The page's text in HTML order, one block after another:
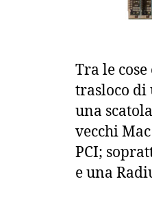
Tra le
trasloco di
una
vecchi
PCI;
e una